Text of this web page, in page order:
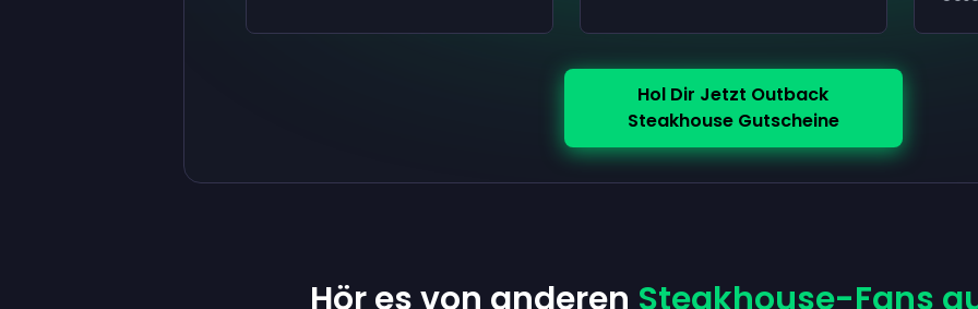
Hol Dir Jetzt Outback
Steakhouse Gutscheine
Hör es von anderen Steakhouse-Fans